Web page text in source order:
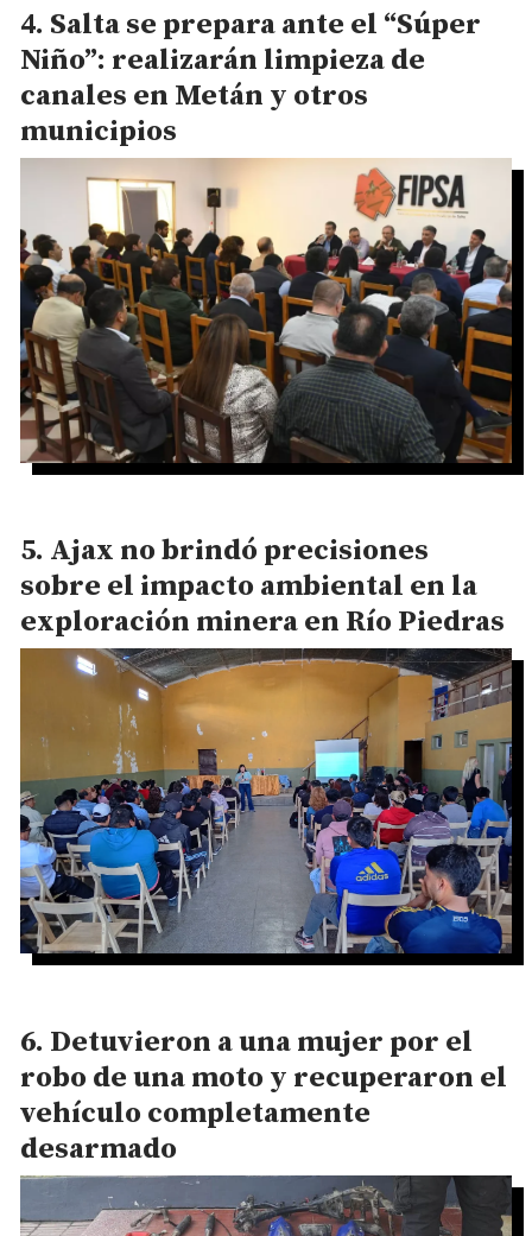
Salta se prepara ante el “Súper
Niño”: realizarán limpieza de
canales en Metán y otros
municipios
Ajax no brindó precisiones
sobre el impacto ambiental en la
exploración minera en Río Piedras
Detuvieron a una mujer por el
robo de una moto y recuperaron el
vehículo completamente
desarmado